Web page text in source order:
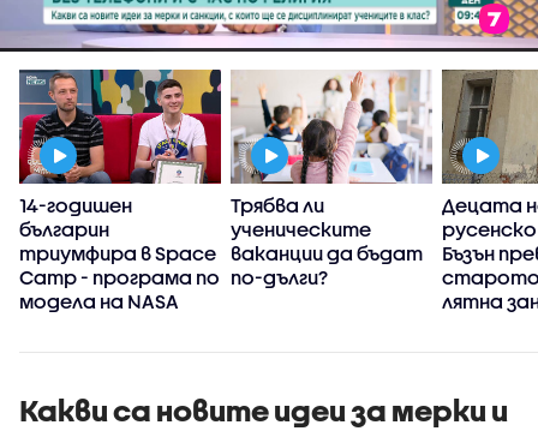
14-годишен
българин
триумфира в Space
Camp - програма по
модела на NASA
Трябва ли
ученическите
ваканции да бъдат
по-дълги?
Децата
Бъзън
старото
лятна
Какви са новите идеи за мерки и